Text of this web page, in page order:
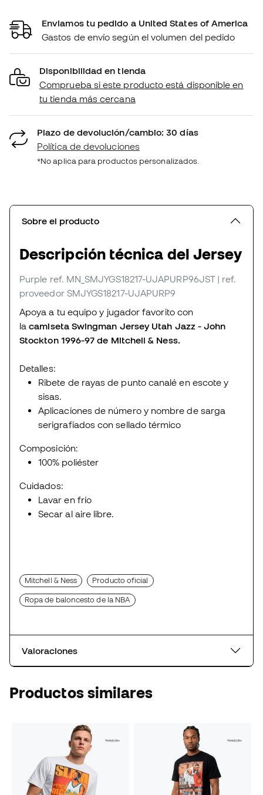
Enviamos tu pedido a United States of America
Gastos de envío según el volumen del pedido
Disponibilidad en tienda
Comprueba si este producto está disponible en
tu tienda más cercana
Plazo de devolución/cambio: 30 días
Política de devoluciones
*No aplica para productos personalizados.
Sobre el producto
Descripción técnica del Jersey
Purple ref. MN_SMJYGS18217-UJAPURP96JST | ref.
proveedor SMJYGS18217-UJAPURP9
Apoya a tu equipo y jugador favorito con
lacamiseta Swingman Jersey Utah Jazz - John
Stockton 1996-97 de Mitchell & Ness.
Detalles:
Ribete de rayas de punto canalé en escote y
sisas.
Aplicaciones de número y nombre de sarga
serigrafiados con sellado térmico
Composición:
100% poliéster
Cuidados:
Lavar en frío
Secar al aire libre.
Mitchell & Ness Producto oficial
Ropa de baloncesto de la NBA
Valoraciones
Productos similares